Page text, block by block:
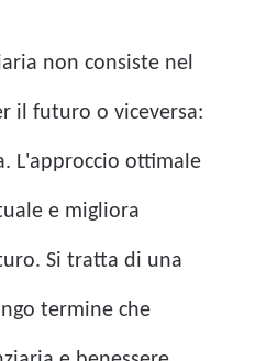
non consiste nel
il futuro o viceversa:
L'approccio ottimale
e migliora
Si tratta di una
termine che